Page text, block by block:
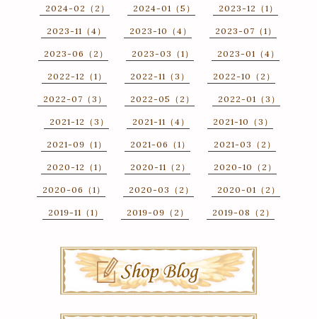
2024-02（2） 2024-01（5） 2023-12（1）
2023-11（4） 2023-10（4） 2023-07（1）
2023-06（2） 2023-03（1） 2023-01（4）
2022-12（1） 2022-11（3） 2022-10（2）
2022-07（3） 2022-05（2） 2022-01（3）
2021-12（3） 2021-11（4） 2021-10（3）
2021-09（1） 2021-06（1） 2021-03（2）
2020-12（1） 2020-11（2） 2020-10（2）
2020-06（1） 2020-03（2） 2020-01（2）
2019-11（1） 2019-09（2） 2019-08（2）